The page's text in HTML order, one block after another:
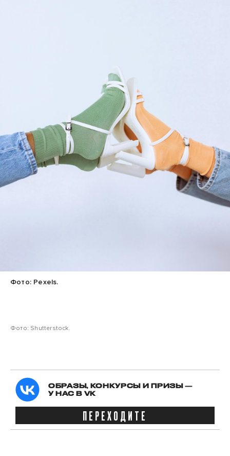
Фото: Pexels.
Фото: Shutterstock.
ОБРАЗЫ, КОНКУРСЫ И ПРИЗЫ —
У НАС В VK
ПЕРЕХОДИТЕ